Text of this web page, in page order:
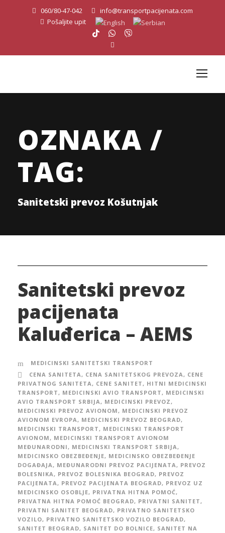
060/80-47-042
info@transportpacijenata.com
Pošaljite upit
OZNAKA /
TAG:
Sanitetski prevoz Košutnjak
Sanitetski prevoz
pacijenata
Kaluđerica – AEMS
MEDICINSKI SANITETSKI TRANSPORT
CENA SANITETA, CENA SANITETSKOG PREVOZA, CENE
PRIVATNOG SANITETA, CENE SANITET, HITNI MEDICINSKI
TRANSPORT, MEDICINSKI AVIO TRANSPORT, MEDICINSKI
AVIO TRANSPORT SRBIJA, MEDICINSKI PREVOZ,
MEDICINSKI PREVOZ AVIONOM, MEDICINSKI PREVOZ
AVIONOM EVROPA, MEDICINSKI PREVOZ BEOGRAD,
MEDICINSKI TRANSPORT, MEDICINSKI TRANSPORT
AVIONOM, MEDICINSKI TRANSPORT AVIONOM
MEĐUNARODNI, MEDICINSKI TRANSPORT SRBIJA,
MEDICINSKO OBEZBEĐENJE, MEDICINSKO OBEZBEĐENJE
DOGAĐAJA, MEĐUNARODNI PREVOZ PACIJENATA, PREVOZ
BOLESNIKA, PREVOZ BOLESNIKA BEOGRAD, PREVOZ
PACIJENATA, PREVOZ PACIJENATA BEOGRAD, PREVOZ UZ
MEDICINSKO OSOBLJE, PRIVATNA HITNA POMOĆ,
PRIVATNA HITNA POMOĆ BEOGRAD, PRIVATNI SANITET,
PRIVATNI SANITET BEOGRAD, PRIVATNO SANITETSKO
VOZILO, PRIVATNO SANITETSKO VOZILO BEOGRAD,
SANITET BEOGRAD, SANITET DO BOLNICE, SANITET NA